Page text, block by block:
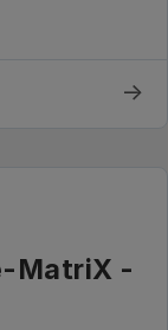
→
MatriX -